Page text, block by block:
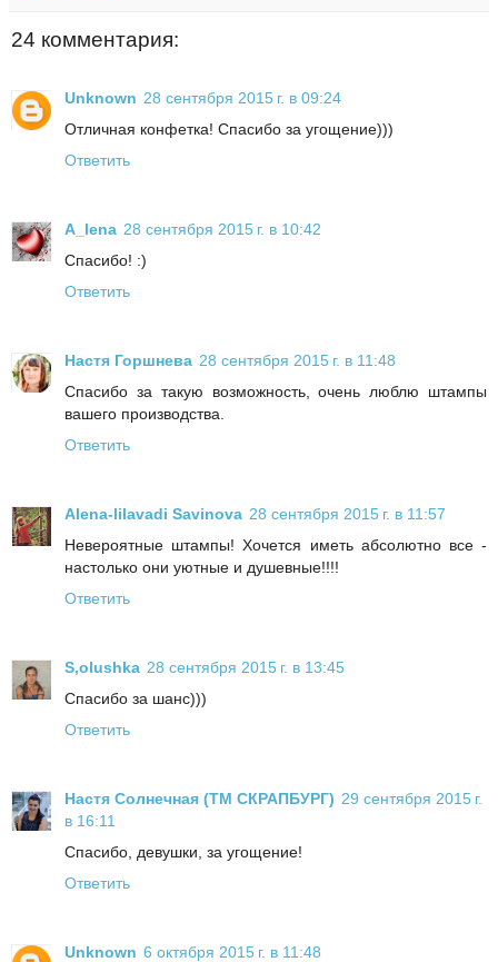
24 комментария:
Unknown 28 сентября 2015 г. в 09:24
Отличная конфетка! Спасибо за угощение)))
Ответить
A_lena 28 сентября 2015 г. в 10:42
Спасибо! :)
Ответить
Настя Горшнева 28 сентября 2015 г. в 11:48
Спасибо за такую возможность, очень люблю штампы
вашего производства.
Ответить
Alena-lilavadi Savinova 28 сентября 2015 г. в 11:57
Невероятные штампы! Хочется иметь абсолютно все -
настолько они уютные и душевные!!!!
Ответить
S,olushka 28 сентября 2015 г. в 13:45
Спасибо за шанс)))
Ответить
Настя Солнечная (ТМ СКРАПБУРГ) 29 сентября 2015 г.
в 16:11
Спасибо, девушки, за угощение!
Ответить
Unknown 6 октября 2015 г. в 11:48